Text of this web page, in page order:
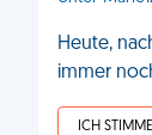
Heute,
immer